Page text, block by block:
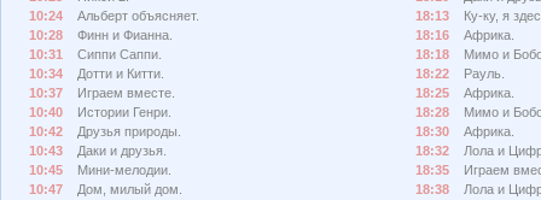
10:24
Альберт объясняет.
10:28
Финн и Фианна.
10:31
Сиппи Саппи.
10:34
Дотти и Китти.
10:37
Играем вместе.
10:40
Истории Генри.
10:42
Друзья природы.
10:43
Даки и друзья.
10:45
Мини-мелодии.
10:47
Дом, милый дом.
18:13
Ку-ку, я
18:16
Африка.
18:18
Мимо и
18:22
Рауль.
18:25
Африка.
18:28
Мимо и
18:30
Африка.
18:32
Лола и
18:35
Играем
18:38
Лола и